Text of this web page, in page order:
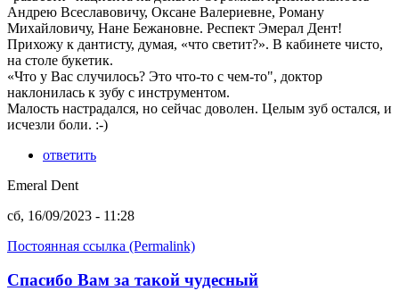
Андрею Всеславовичу, Оксане Валериевне, Роману
Михайловичу, Нане Бежановне. Респект Эмерал Дент!
Прихожу к дантисту, думая, «что светит?». В кабинете чисто,
на столе букетик.
«Что у Вас случилось? Это что-то с чем-то", доктор
наклонилась к зубу с инструментом.
Малость настрадался, но сейчас доволен. Целым зуб остался, и
исчезли боли. :-)
ответить
Emeral Dent
сб, 16/09/2023 - 11:28
Постоянная ссылка (Permalink)
Спасибо Вам за такой чудесный